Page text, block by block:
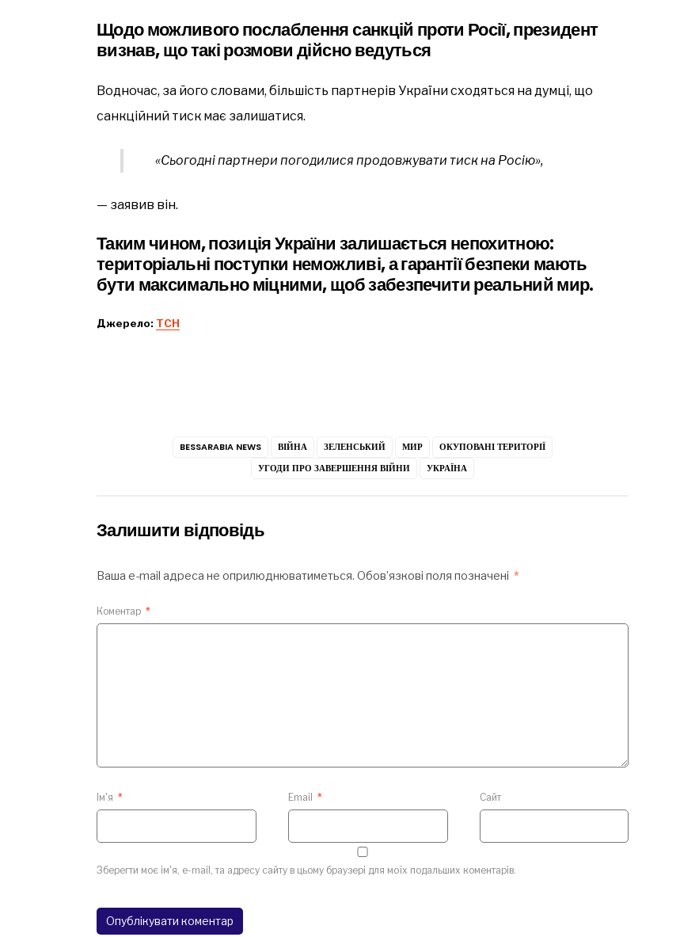
Щодо можливого послаблення санкцій проти Росії, президент
визнав, що такі розмови дійсно ведуться
Водночас, за його словами, більшість партнерів України сходяться на думці, що
санкційний тиск має залишатися.
«Сьогодні партнери погодилися продовжувати тиск на Росію»,
— заявив він.
Таким чином, позиція України залишається непохитною:
територіальні поступки неможливі, а гарантії безпеки мають
бути максимально міцними, щоб забезпечити реальний мир.
Джерело: ТСН
BESSARABIA NEWS ВІЙНА ЗЕЛЕНСЬКИЙ МИР
ОКУПОВАНІ ТЕРИТОРІЇ
УГОДИ ПРО ЗАВЕРШЕННЯ ВІЙНИ
УКРАЇНА
Залишити відповідь
Ваша e-mail адреса не оприлюднюватиметься. Обов’язкові поля позначені *
Коментар *
Ім'я * Email * Сайт
Зберегти моє ім'я, e-mail, та адресу сайту в цьому браузері для моїх подальших коментарів.